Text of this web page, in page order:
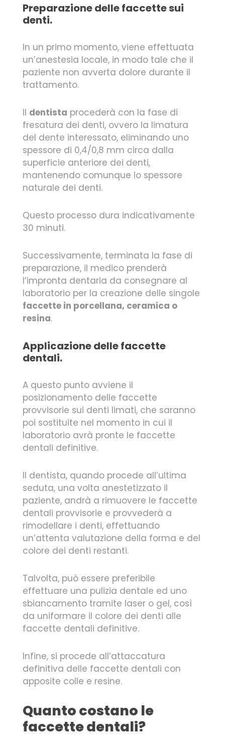
Preparazione delle faccette sui
denti.
In un primo momento, viene effettuata
un’anestesia locale, in modo tale che il
paziente non avverta dolore durante il
trattamento.
Il dentista procederà con la fase di
fresatura dei denti, ovvero la limatura
del dente interessato, eliminando uno
spessore di 0,4/0,8 mm circa dalla
superficie anteriore dei denti,
mantenendo comunque lo spessore
naturale dei denti.
Questo processo dura indicativamente
30 minuti.
Successivamente, terminata la fase di
preparazione, il medico prenderà
l’impronta dentaria da consegnare al
laboratorio per la creazione delle singole
faccette in porcellana, ceramica o
resina.
Applicazione delle faccette
dentali.
A questo punto avviene il
posizionamento delle faccette
provvisorie sui denti limati, che saranno
poi sostituite nel momento in cui il
laboratorio avrà pronte le faccette
dentali definitive.
Il dentista, quando procede all’ultima
seduta, una volta anestetizzato il
paziente, andrà a rimuovere le faccette
dentali provvisorie e provvederà a
rimodellare i denti, effettuando
un’attenta valutazione della forma e del
colore dei denti restanti.
Talvolta, può essere preferibile
effettuare una pulizia dentale ed uno
sbiancamento tramite laser o gel, così
da uniformare il colore dei denti alle
faccette dentali definitive.
Infine, si procede all’attaccatura
definitiva delle faccette dentali con
apposite colle e resine.
Quanto costano le
faccette dentali?